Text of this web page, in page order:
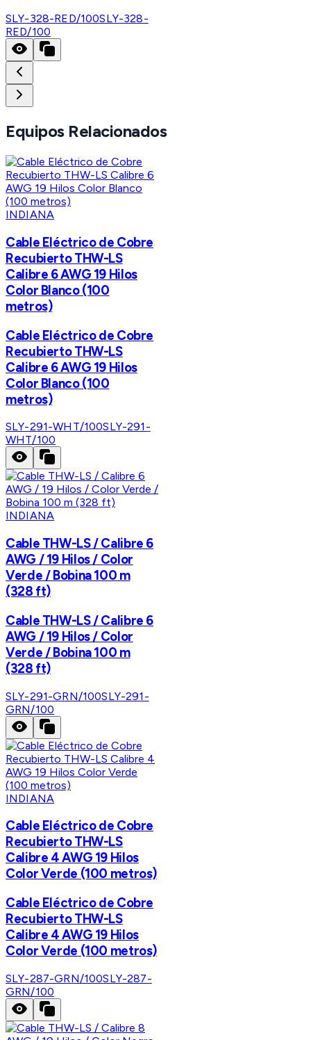
SLY-328-RED/100SLY-328-
RED/100
Equipos Relacionados
INDIANA
Cable Eléctrico de Cobre
Recubierto THW-LS
Calibre 6 AWG 19 Hilos
Color Blanco (100
metros)
Cable Eléctrico de Cobre
Recubierto THW-LS
Calibre 6 AWG 19 Hilos
Color Blanco (100
metros)
SLY-291-WHT/100SLY-291-
WHT/100
INDIANA
Cable THW-LS / Calibre 6
AWG / 19 Hilos / Color
Verde / Bobina 100 m
(328 ft)
Cable THW-LS / Calibre 6
AWG / 19 Hilos / Color
Verde / Bobina 100 m
(328 ft)
SLY-291-GRN/100SLY-291-
GRN/100
INDIANA
Cable Eléctrico de Cobre
Recubierto THW-LS
Calibre 4 AWG 19 Hilos
Color Verde (100 metros)
Cable Eléctrico de Cobre
Recubierto THW-LS
Calibre 4 AWG 19 Hilos
Color Verde (100 metros)
SLY-287-GRN/100SLY-287-
GRN/100